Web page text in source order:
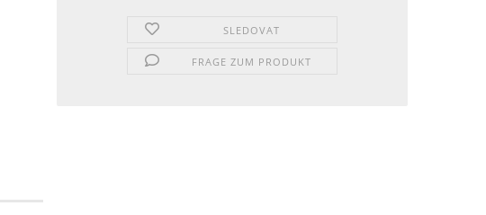
SLEDOVAT
FRAGE ZUM PRODUKT